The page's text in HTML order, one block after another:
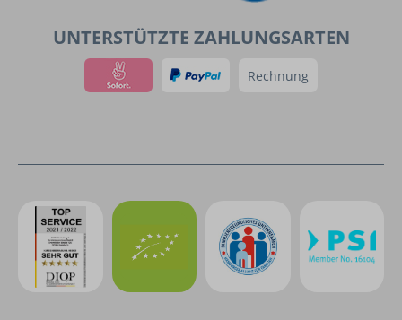
UNTERSTÜTZTE ZAHLUNGSARTEN
Rechnung